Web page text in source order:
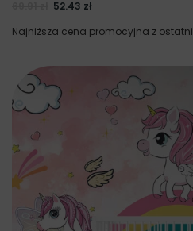
52.43 zł
Najniższa cena promocyjna z